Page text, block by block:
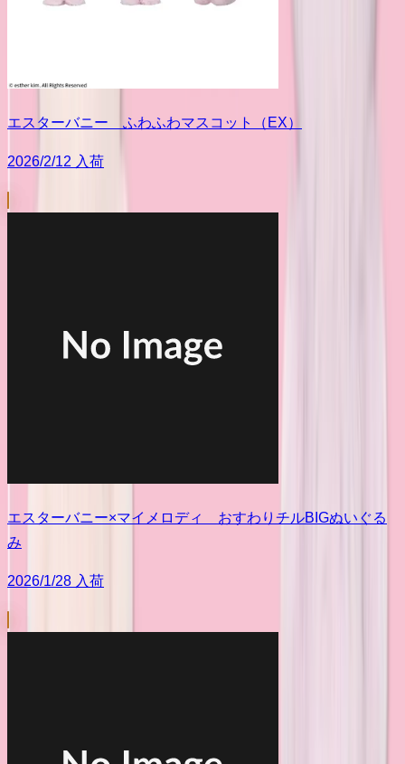
エスターバニー ふわふわマスコット（EX）
2026/2/12 入荷
エスターバニー×マイメロディ おすわりチルBIGぬいぐる
み
2026/1/28 入荷